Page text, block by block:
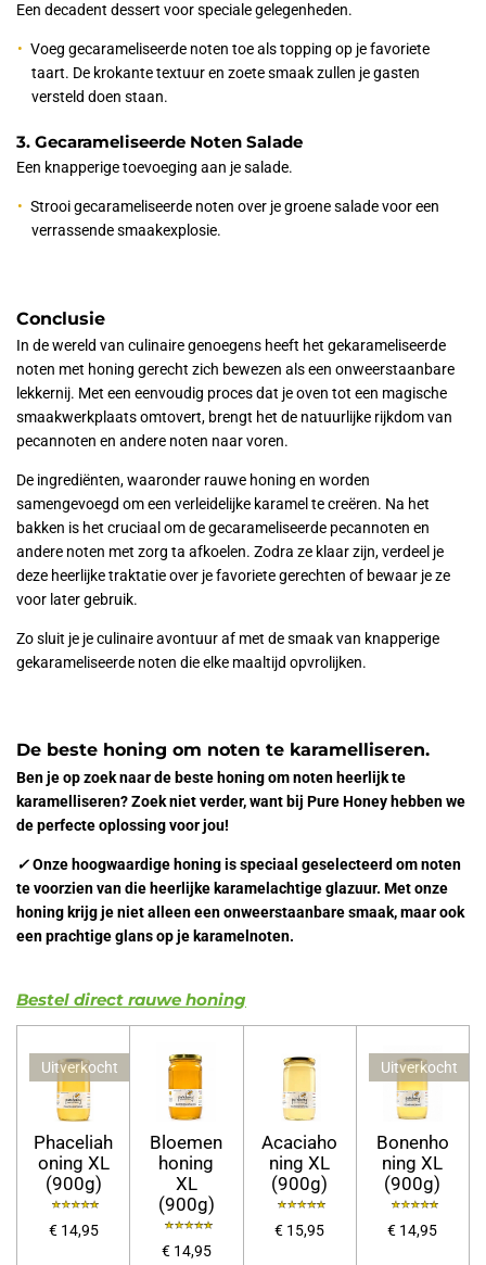
Een decadent dessert voor speciale gelegenheden.
Voeg gecarameliseerde noten toe als topping op je favoriete
taart. De krokante textuur en zoete smaak zullen je gasten
versteld doen staan.
3. Gecarameliseerde Noten Salade
Een knapperige toevoeging aan je salade.
Strooi gecarameliseerde noten over je groene salade voor een
verrassende smaakexplosie.
Conclusie
In de wereld van culinaire genoegens heeft het gekarameliseerde
noten met honing gerecht zich bewezen als een onweerstaanbare
lekkernij. Met een eenvoudig proces dat je oven tot een magische
smaakwerkplaats omtovert, brengt het de natuurlijke rijkdom van
pecannoten en andere noten naar voren.
De ingrediënten, waaronder rauwe honing en worden
samengevoegd om een verleidelijke karamel te creëren. Na het
bakken is het cruciaal om de gecarameliseerde pecannoten en
andere noten met zorg ta afkoelen. Zodra ze klaar zijn, verdeel je
deze heerlijke traktatie over je favoriete gerechten of bewaar je ze
voor later gebruik.
Zo sluit je je culinaire avontuur af met de smaak van knapperige
gekarameliseerde noten die elke maaltijd opvrolijken.
De beste honing om noten te karamelliseren.
Ben je op zoek naar de beste honing om noten heerlijk te
karamelliseren? Zoek niet verder, want bij Pure Honey hebben we
de perfecte oplossing voor jou!
✓Onze hoogwaardige honing is speciaal geselecteerd om noten
te voorzien van die heerlijke karamelachtige glazuur. Met onze
honing krijg je niet alleen een onweerstaanbare smaak, maar ook
een prachtige glans op je karamelnoten.
Bestel direct rauwe honing
Uitverkocht
Phaceliah
oning XL
(900g)
€ 14,95
Bloemen
honing
XL
(900g)
€ 14,95
Acaciaho
ning XL
(900g)
€ 15,95
Uitverkocht
Bonenho
ning XL
(900g)
€ 14,95